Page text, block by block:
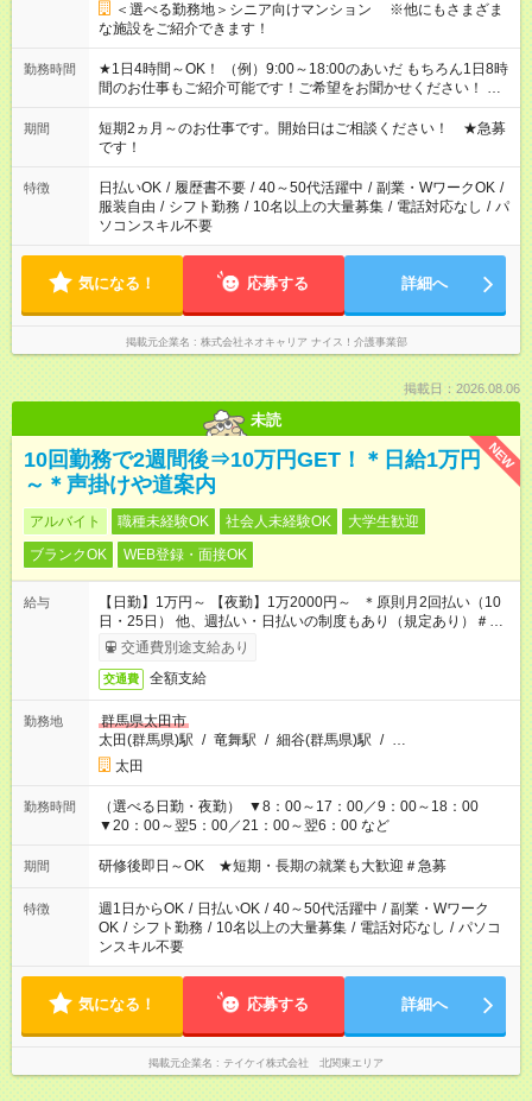
＜選べる勤務地＞シニア向けマンション ※他にもさまざま
な施設をご紹介できます！
勤務時間
★1日4時間～OK！ （例）9:00～18:00のあいだ もちろん1日8時
間のお仕事もご紹介可能です！ご希望をお聞かせください！ ★
家庭の都合でお休みが必要な場合も遠慮なくご相談ください。
※週最低15時間以上の勤務が必要です
期間
短期2ヵ月～のお仕事です。開始日はご相談ください！ ★急募
です！
特徴 日払いOK / 履歴書不要 / 40～50代活躍中 / 副業・WワークOK /
服装自由 / シフト勤務 / 10名以上の大量募集 / 電話対応なし / パ
ソコンスキル不要
気になる！ 応募する 詳細へ
掲載元企業名 株式会社ネオキャリア ナイス！介護事業部
掲載日：2026.08.06
未読
NEW
10回勤務で2週間後⇒10万円GET！＊日給1万円
～＊声掛けや道案内
アルバイト 職種未経験OK 社会人未経験OK
大学生歓迎
ブランクOK
WEB登録・面接OK
給与
【日勤】1万円～ 【夜勤】1万2000円～ ＊原則月2回払い（10
日・25日） 他、週払い・日払いの制度もあり（規定あり）＃日
収1万円以上
交通費別途支給あり
交通費 全額支給
勤務地
群馬県太田市
太田(群馬県)駅 / 竜舞駅 / 細谷(群馬県)駅 / …
太田
勤務時間
（選べる日勤・夜勤） ▼8：00～17：00／9：00～18：00
▼20：00～翌5：00／21：00～翌6：00 など
期間 研修後即日～OK ★短期・長期の就業も大歓迎＃急募
特徴 週1日からOK / 日払いOK / 40～50代活躍中 / 副業・Wワーク
OK / シフト勤務 / 10名以上の大量募集 / 電話対応なし / パソコ
ンスキル不要
気になる！ 応募する 詳細へ
掲載元企業名 テイケイ株式会社 北関東エリア